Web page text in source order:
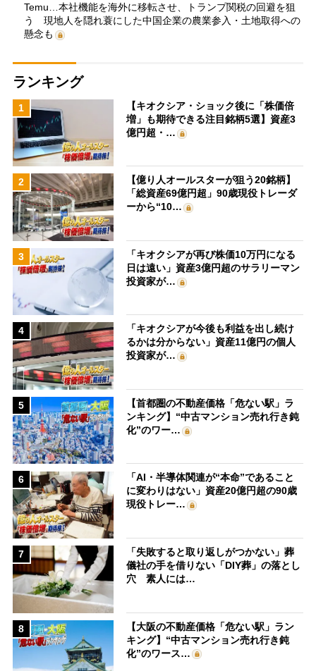
Temu…本社機能を海外に移転させ、トランプ関税の回避を狙
う 現地人を隠れ蓑にした中国企業の農業参入・土地取得への
懸念も
ランキング
1
【キオクシア・ショック後に「株価倍
増」も期待できる注目銘柄5選】資産3
億円超・…
2
【億り人オールスターが狙う20銘柄】
「総資産69億円超」90歳現役トレーダ
ーから“10…
3
「キオクシアが再び株価10万円になる
日は遠い」資産3億円超のサラリーマン
投資家が…
4
「キオクシアが今後も利益を出し続け
るかは分からない」資産11億円の個人
投資家が…
5
【首都圏の不動産価格「危ない駅」ラ
ンキング】“中古マンション売れ行き鈍
化”のワー…
6
「AI・半導体関連が“本命”であること
に変わりはない」資産20億円超の90歳
現役トレー…
7
「失敗すると取り返しがつかない」葬
儀社の手を借りない「DIY葬」の落とし
穴 素人には…
8
【大阪の不動産価格「危ない駅」ラン
キング】“中古マンション売れ行き鈍
化”のワース…